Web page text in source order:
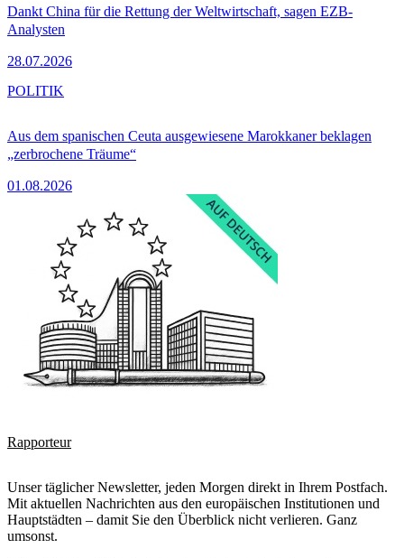
Dankt China für die Rettung der Weltwirtschaft, sagen EZB-
Analysten
28.07.2026
Aus dem spanischen Ceuta ausgewiesene Marokkaner beklagen
„zerbrochene Träume“
01.08.2026
POLITIK
Rapporteur
Unser täglicher Newsletter, jeden Morgen direkt in Ihrem Postfach.
Mit aktuellen Nachrichten aus den europäischen Institutionen und
Hauptstädten – damit Sie den Überblick nicht verlieren. Ganz
umsonst.